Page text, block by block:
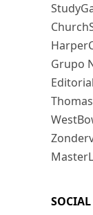
Grupo
SOCIAL